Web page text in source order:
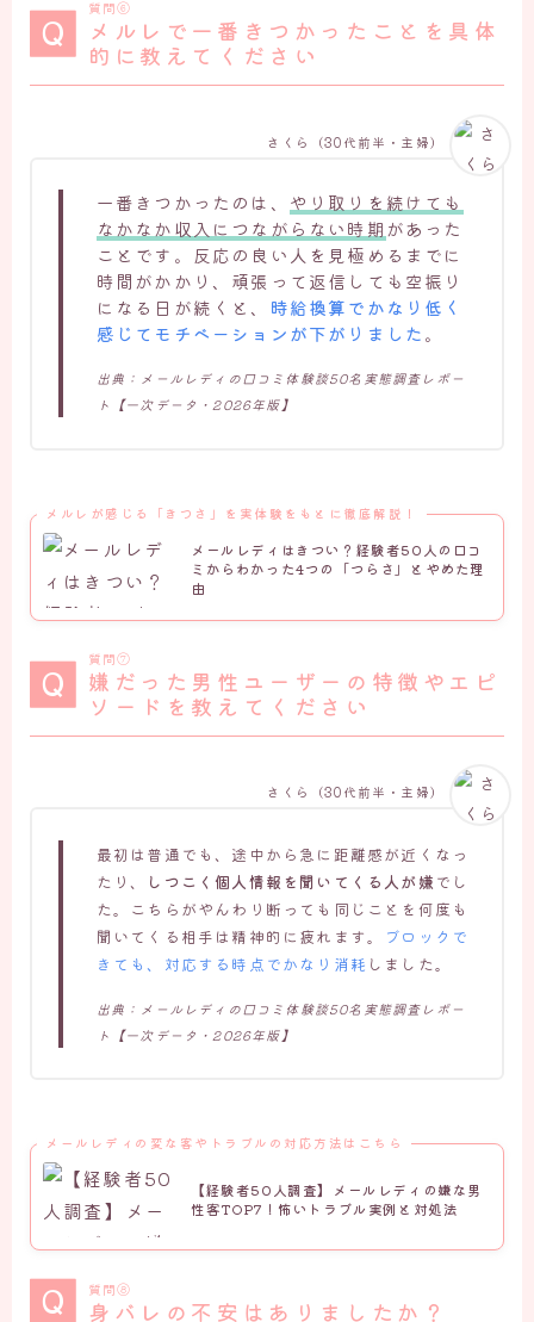
質問⑥
メルレで一番きつかったことを具体
的に教えてください
一番きつかったのは、 やり取りを続けても
なかなか収入につながらない時期があった
ことです。反応の良い人を見極めるまでに
時間がかかり、頑張って返信しても空振り
になる日が続くと、 時給換算でかなり低く
感じてモチベーションが下がりました。
出典：メールレディの口コミ体験談50名実態調査レポー
ト【一次データ・2026年版】
さくら（30代前半・主婦）
メルレが感じる「きつさ」を実体験をもとに徹底解説！
メールレディはきつい？経験者50人の口コ
ミからわかった4つの「つらさ」とやめた理
由
質問⑦
嫌だった男性ユーザーの特徴やエピ
ソードを教えてください
最初は普通でも、途中から急に距離感が近くなっ
たり、
しつこく個人情報を聞いてくる人が嫌 でし
た。こちらがやんわり断っても同じことを何度も
聞いてくる相手は精神的に疲れます。
ブロックで
きても、対応する時点でかなり消耗 しました。
出典：メールレディの口コミ体験談50名実態調査レポー
ト【一次データ・2026年版】
さくら（30代前半・主婦）
メールレディの変な客やトラブルの対応方法はこちら
【経験者50人調査】メールレディの嫌な男
性客TOP7！怖いトラブル実例と対処法
質問⑧
身バレの不安はありましたか？